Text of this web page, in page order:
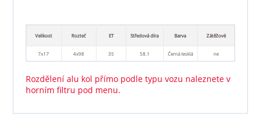
Velikost Rozteč ET Středová díra Barva Zátěžové
7x17 4x98 35 58.1 Černá lesklá ne
Rozdělení alu kol přímo podle typu vozu naleznete v
horním filtru pod menu.